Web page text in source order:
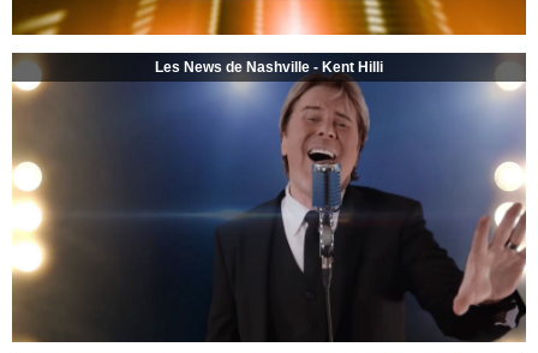
Les News de Nashville - Kent Hilli